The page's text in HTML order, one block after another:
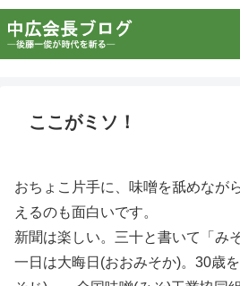
ここがミソ！
おちょこ片手に、味噌を舐めなが
えるのも面白いです。
新聞は楽しい。三十と書いて「み
一日は大晦日(おおみそか)。30歳